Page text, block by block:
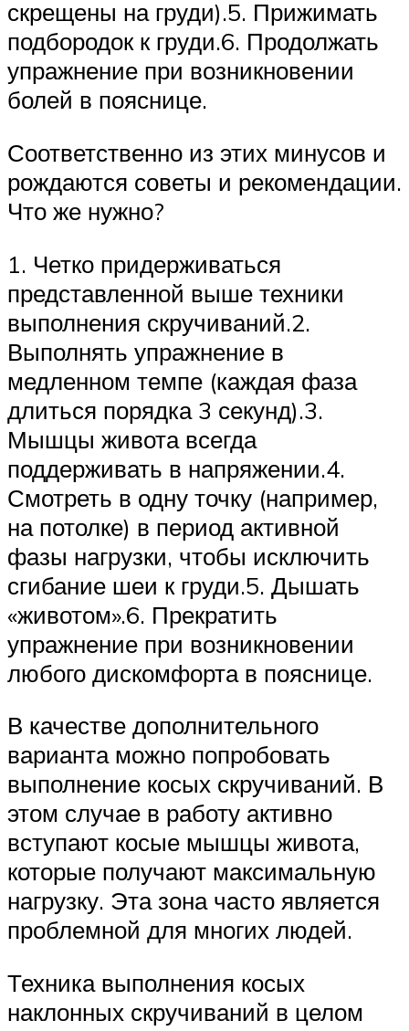
скрещены на груди).5. Прижимать
подбородок к груди.6. Продолжать
упражнение при возникновении
болей в пояснице.
Соответственно из этих минусов и
рождаются советы и рекомендации.
Что же нужно?
1. Четко придерживаться
представленной выше техники
выполнения скручиваний.2.
Выполнять упражнение в
медленном темпе (каждая фаза
длиться порядка 3 секунд).3.
Мышцы живота всегда
поддерживать в напряжении.4.
Смотреть в одну точку (например,
на потолке) в период активной
фазы нагрузки, чтобы исключить
сгибание шеи к груди.5. Дышать
«животом».6. Прекратить
упражнение при возникновении
любого дискомфорта в пояснице.
В качестве дополнительного
варианта можно попробовать
выполнение косых скручиваний. В
этом случае в работу активно
вступают косые мышцы живота,
которые получают максимальную
нагрузку. Эта зона часто является
проблемной для многих людей.
Техника выполнения косых
наклонных скручиваний в целом